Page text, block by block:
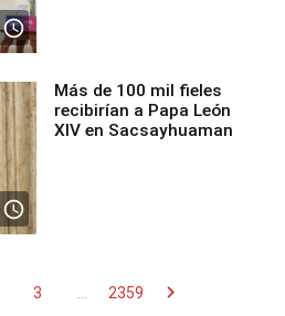
access_time
access_time
Más de 100 mil fieles
recibirían a Papa León
XIV en Sacsayhuaman
3 ... 2359 chevron_right